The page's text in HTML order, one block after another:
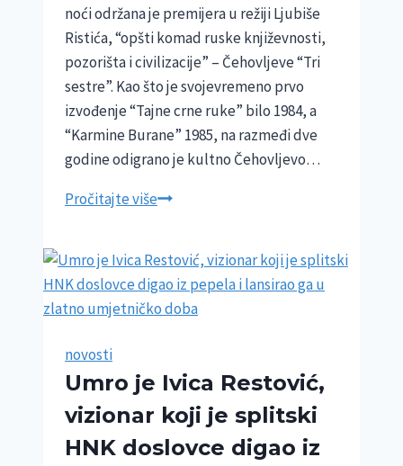
noći održana je premijera u režiji Ljubiše
Ristića, “opšti komad ruske književnosti,
pozorišta i civilizacije” – Čehovljeve “Tri
sestre”. Kao što je svojevremeno prvo
izvođenje “Tajne crne ruke” bilo 1984, a
“Karmine Burane” 1985, na razmeđi dve
godine odigrano je kultno Čehovljevo…
Pročitajte više“TRI
–
UKRAJINA:
Nova
Ristića
na
sceni
novosti
Umro je Ivica Restović,
vizionar koji je splitski
HNK doslovce digao iz